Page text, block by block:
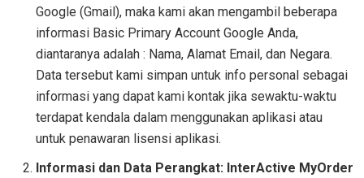
Google (Gmail), maka kami akan mengambil beberapa
informasi Basic Primary Account Google Anda,
diantaranya adalah : Nama, Alamat Email, dan Negara.
Data tersebut kami simpan untuk info personal sebagai
informasi yang dapat kami kontak jika sewaktu-waktu
terdapat kendala dalam menggunakan aplikasi atau
untuk penawaran lisensi aplikasi.
Informasi dan Data Perangkat: InterActive MyOrder